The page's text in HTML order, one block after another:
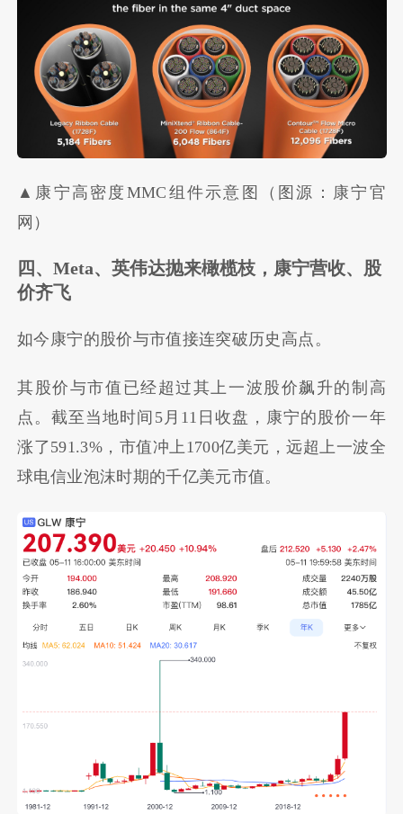
▲康宁高密度MMC组件示意图（图源：康宁官
网）
四、Meta、英伟达抛来橄榄枝，康宁营收、股
价齐飞
如今康宁的股价与市值接连突破历史高点。
其股价与市值已经超过其上一波股价飙升的制高
点。截至当地时间5月11日收盘，康宁的股价一年
涨了591.3%，市值冲上1700亿美元，远超上一波全
球电信业泡沫‌时期的千亿美元市值。